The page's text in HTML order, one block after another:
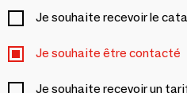
Je souhaite recevoir le
Je souhaite être contacté
Je souhaite recevoir un